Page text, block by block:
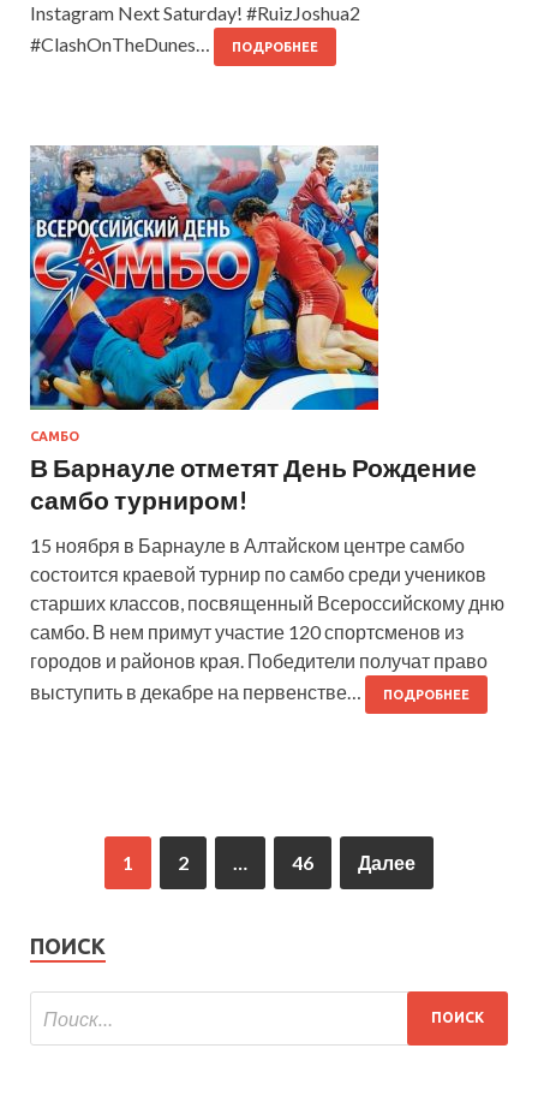
Instagram Next Saturday! #RuizJoshua2
#ClashOnTheDunes…
ПОДРОБНЕЕ
САМБО
В Барнауле отметят День Рождение
самбо турниром!
15 ноября в Барнауле в Алтайском центре самбо
состоится краевой турнир по самбо среди учеников
старших классов, посвященный Всероссийскому дню
самбо. В нем примут участие 120 спортсменов из
городов и районов края. Победители получат право
выступить в декабре на первенстве…
ПОДРОБНЕЕ
1 2 46 Далее
ПОИСК